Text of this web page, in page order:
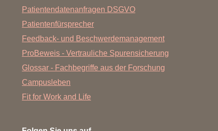
Patientendatenanfragen DSGVO
Patientenfürsprecher
Feedback- und Beschwerdemanagement
ProBeweis - Vertrauliche Spurensicherung
Glossar - Fachbegriffe aus der Forschung
Campusleben
Fit for Work and Life